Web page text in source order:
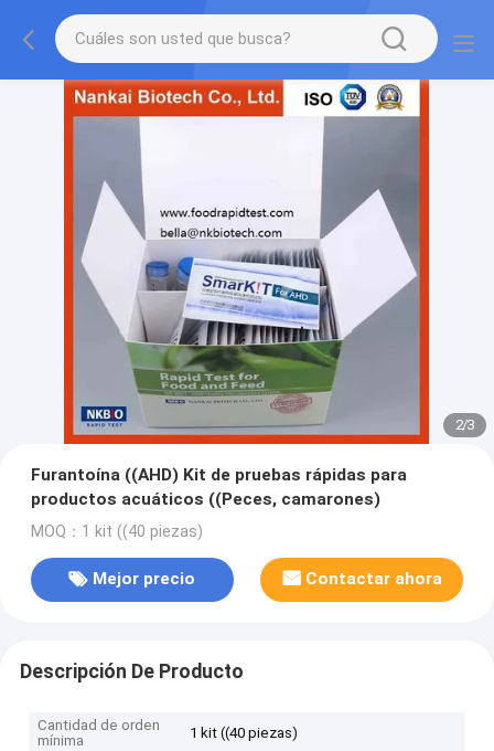
2/3
Furantoína ((AHD) Kit de pruebas rápidas para
productos acuáticos ((Peces, camarones)
MOQ：1 kit ((40 piezas)
Mejor precio Contactar ahora
Descripción De Producto
Cantidad de orden
mínima
1 kit ((40 piezas)